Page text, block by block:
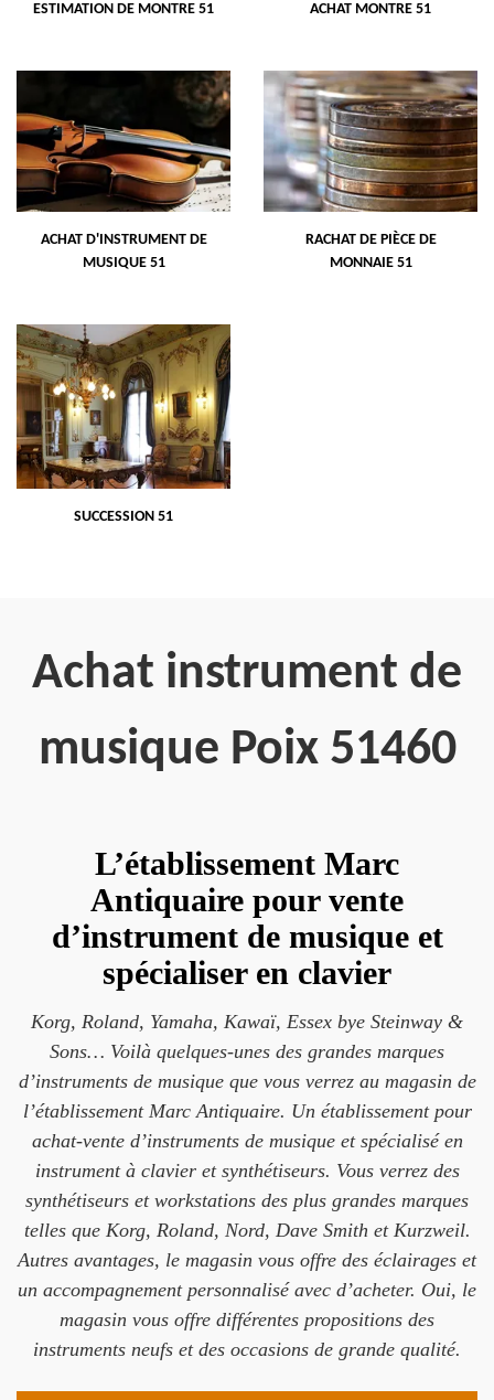
ESTIMATION DE MONTRE 51 ACHAT MONTRE 51
ACHAT D'INSTRUMENT DE
MUSIQUE 51
RACHAT DE PIÈCE DE
MONNAIE 51
SUCCESSION 51
Achat instrument de
musique Poix 51460
L’établissement Marc
Antiquaire pour vente
d’instrument de musique et
spécialiser en clavier
Korg, Roland, Yamaha, Kawaï, Essex bye Steinway &
Sons… Voilà quelques-unes des grandes marques
d’instruments de musique que vous verrez au magasin de
l’établissement Marc Antiquaire. Un établissement pour
achat-vente d’instruments de musique et spécialisé en
instrument à clavier et synthétiseurs. Vous verrez des
synthétiseurs et workstations des plus grandes marques
telles que Korg, Roland, Nord, Dave Smith et Kurzweil.
Autres avantages, le magasin vous offre des éclairages et
un accompagnement personnalisé avec d’acheter. Oui, le
magasin vous offre différentes propositions des
instruments neufs et des occasions de grande qualité.